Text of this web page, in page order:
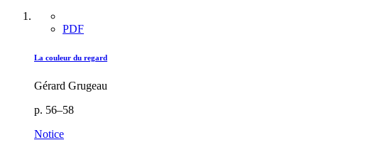
PDF
La couleur du regard
Gérard Grugeau
p. 56–58
Notice